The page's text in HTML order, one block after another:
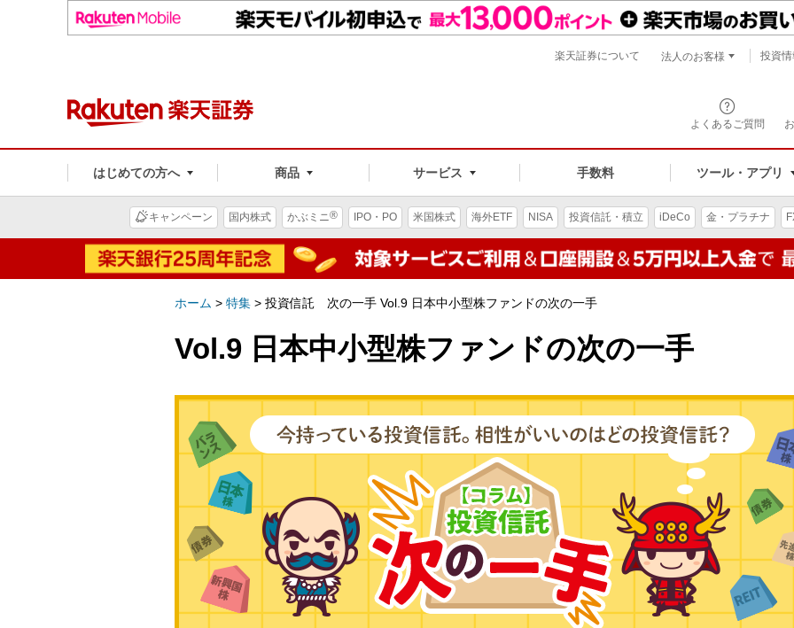
よくあるご質問
はじめての方へ 商品 サービス 手数料 ツール・アプリ
楽天証券について 法人のお客様 投資
キャンペーン 国内株式 かぶミニ® IPO・PO 米国株式 海外ETF NISA 投資信託・積立 iDeCo 金・プラチナ
ホーム > 特集 > 投資信託 次の一手 Vol.9 日本中小型株ファンドの次の一手
Vol.9 日本中小型株ファンドの次の一手